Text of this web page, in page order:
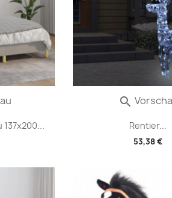
Rentier...
53,38 €
